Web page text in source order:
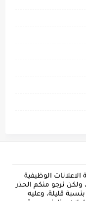
الوظيفية
نرجو منكم الحذر
قليلة، وعليه